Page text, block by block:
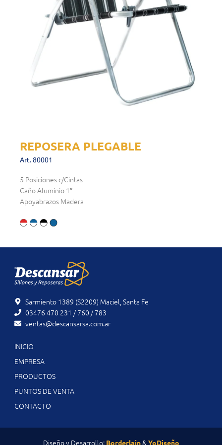
REPOSERA PLEGABLE
Art. 80001
5 Posiciones c/Cintas
Caño Aluminio 1″
Apoyabrazos Madera
Sarmiento 1389 (S2209) Maciel, Santa Fe
03476 470 231 / 760 / 783
ventas@descansarsa.com.ar
INICIO
EMPRESA
PRODUCTOS
PUNTOS DE VENTA
CONTACTO
Diseño y Desarrollo: Borderlain&YoDiseño